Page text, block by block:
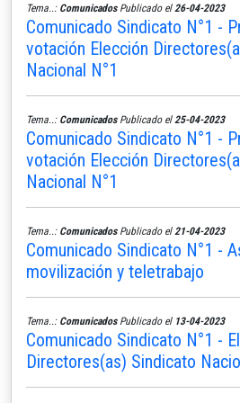
Tema..: ComunicadosPublicado el 26-04-2023
Comunicado Sindicato N°1 -
votación Elección
Nacional N°1
Tema..: ComunicadosPublicado el 25-04-2023
Comunicado Sindicato N°1 -
votación Elección
Nacional N°1
Tema..: ComunicadosPublicado el 21-04-2023
Comunicado Sindicato N°1 -
movilización y teletrabajo
Tema..: ComunicadosPublicado el 13-04-2023
Comunicado Sindicato N°1 -
Directores(as) Sindicato